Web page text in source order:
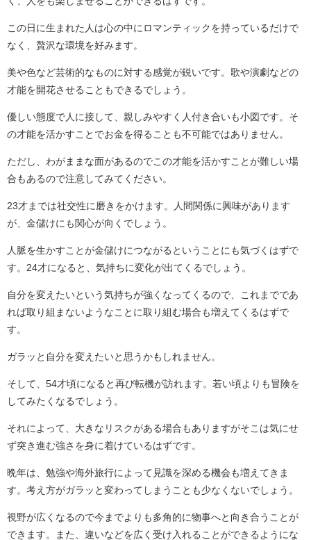
この日に生まれた人は心の中にロマンティックを持っているだけで
なく、贅沢な環境を好みます。
美や色など芸術的なものに対する感覚が鋭いです。歌や演劇などの
才能を開花させることもできるでしょう。
優しい態度で人に接して、親しみやすく人付き合いも小図です。そ
の才能を活かすことでお金を得ることも不可能ではありません。
ただし、わがままな面があるのでこの才能を活かすことが難しい場
合もあるので注意してみてください。
23才までは社交性に磨きをかけます。人間関係に興味があります
が、金儲けにも関心が向くでしょう。
人脈を生かすことが金儲けにつながるということにも気づくはずで
す。24才になると、気持ちに変化が出てくるでしょう。
自分を変えたいという気持ちが強くなってくるので、これまでであ
れば取り組まないようなことに取り組む場合も増えてくるはずで
す。
ガラッと自分を変えたいと思うかもしれません。
そして、54才頃になると再び転機が訪れます。若い頃よりも冒険を
してみたくなるでしょう。
それによって、大きなリスクがある場合もありますがそこは気にせ
ず突き進む強さを身に着けているはずです。
晩年は、勉強や海外旅行によって見識を深める機会も増えてきま
す。考え方がガラッと変わってしまうことも少なくないでしょう。
視野が広くなるので今までよりも多角的に物事へと向き合うことが
できます。また、違いなどを広く受け入れることができるようにな